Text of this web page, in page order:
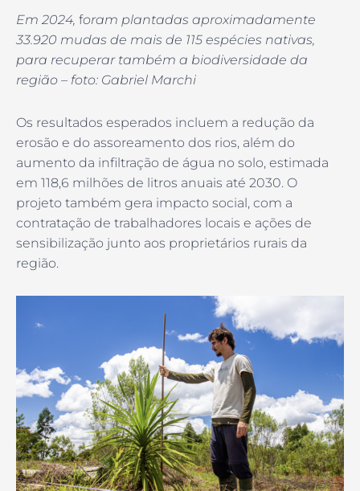
Em 2024, foram plantadas aproximadamente
33.920 mudas de mais de 115 espécies nativas,
para recuperar também a biodiversidade da
região – foto: Gabriel Marchi
Os resultados esperados incluem a redução da
erosão e do assoreamento dos rios, além do
aumento da infiltração de água no solo, estimada
em 118,6 milhões de litros anuais até 2030. O
projeto também gera impacto social, com a
contratação de trabalhadores locais e ações de
sensibilização junto aos proprietários rurais da
região.